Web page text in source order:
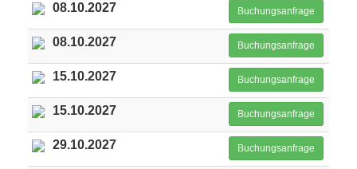
08.10.2027 Buchungsanfrage
08.10.2027 Buchungsanfrage
15.10.2027 Buchungsanfrage
15.10.2027 Buchungsanfrage
29.10.2027 Buchungsanfrage